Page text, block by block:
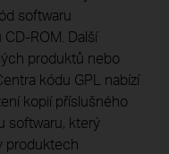
softwaru
ROM. Další
produktů nebo
kódu GPL nabízí
kopií příslušného
softwaru, který
produktech